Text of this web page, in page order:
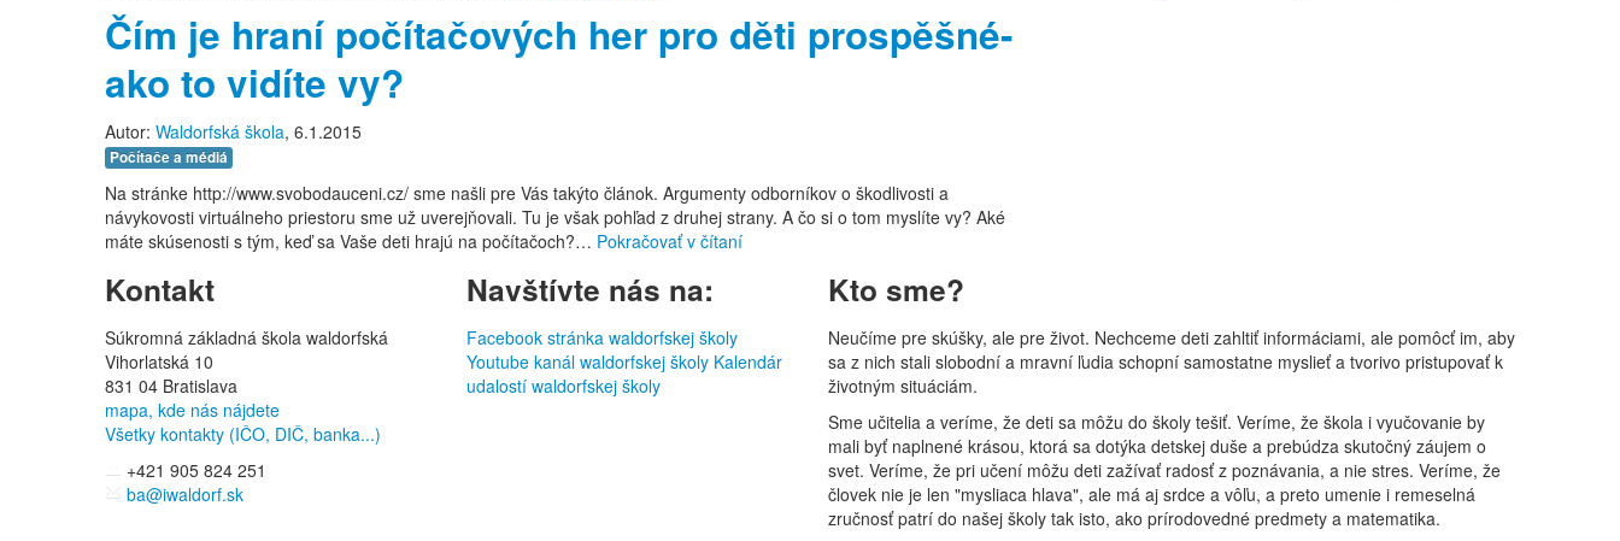
Čím je hraní počítačových her pro děti prospěšné-
ako to vidíte vy?
Autor: Waldorfská škola, 6.1.2015
Počítače a médiá
Na stránke http://www.svobodauceni.cz/ sme našli pre Vás takýto článok. Argumenty odborníkov o škodlivosti a
návykovosti virtuálneho priestoru sme už uverejňovali. Tu je však pohľad z druhej strany. A čo si o tom myslíte vy? Aké
máte skúsenosti s tým, keď sa Vaše deti hrajú na počítačoch?… Pokračovať v čítaní
Kontakt
Súkromná základná škola waldorfská
Vihorlatská 10
831 04 Bratislava
mapa, kde nás nájdete
Všetky kontakty (IČO, DIČ, banka...)
+421 905 824 251
ba@iwaldorf.sk
Navštívte nás na:
Facebook stránka waldorfskej školy
Youtube kanál waldorfskej školy Kalendár
udalostí waldorfskej školy
Kto sme?
Neučíme pre skúšky, ale pre život. Nechceme deti zahltiť informáciami, ale pomôcť im, aby
sa z nich stali slobodní a mravní ľudia schopní samostatne myslieť a tvorivo pristupovať k
životným situáciám.
Sme učitelia a veríme, že deti sa môžu do školy tešiť. Veríme, že škola i vyučovanie by
mali byť naplnené krásou, ktorá sa dotýka detskej duše a prebúdza skutočný záujem o
svet. Veríme, že pri učení môžu deti zažívať radosť z poznávania, a nie stres. Veríme, že
človek nie je len "mysliaca hlava", ale má aj srdce a vôľu, a preto umenie i remeselná
zručnosť patrí do našej školy tak isto, ako prírodovedné predmety a matematika.